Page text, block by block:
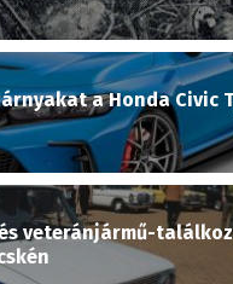
a Honda Civic
veteránjármű-